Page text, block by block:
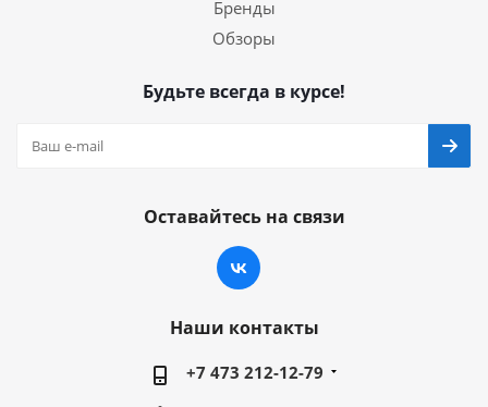
Бренды
Обзоры
Будьте всегда в курсе!
Оставайтесь на связи
Наши контакты
+7 473 212-12-79